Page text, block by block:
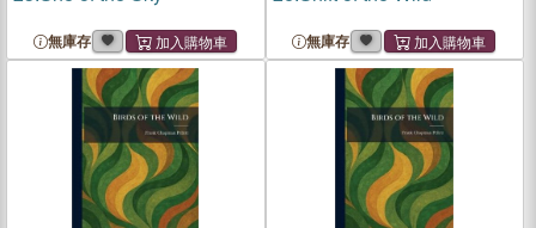
無庫存 無庫存